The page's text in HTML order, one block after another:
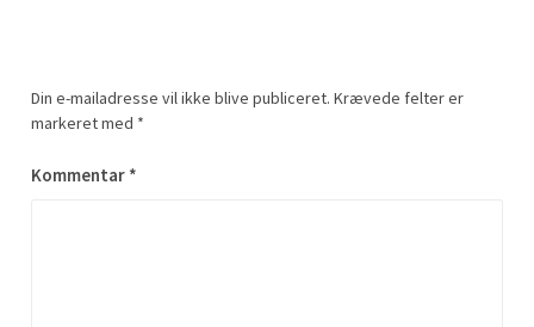
Din e-mailadresse vil ikke blive publiceret. Krævede felter er
markeret med *
Kommentar *